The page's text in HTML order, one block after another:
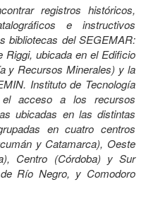
registros históricos,
e instructivos
bibliotecas del SEGEMAR:
Riggi, ubicada en el Edificio
y Recursos Minerales) y la
Instituto de Tecnología
acceso a los recursos
ubicadas en las distintas
en cuatro centros
y Catamarca), Oeste
Centro (Córdoba) y Sur
Río Negro, y Comodoro